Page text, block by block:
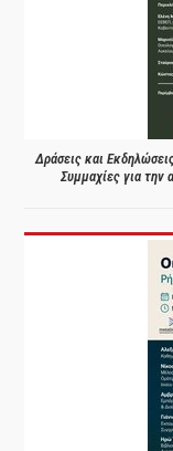
Δράσεις και
Συμμαχίες για την